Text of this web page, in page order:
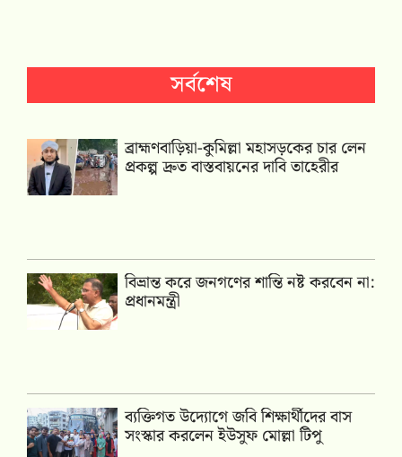
সর্বশেষ
ব্রাহ্মণবাড়িয়া-কুমিল্লা মহাসড়কের চার লেন
প্রকল্প দ্রুত বাস্তবায়নের দাবি তাহেরীর
বিভ্রান্ত করে জনগণের শান্তি নষ্ট করবেন না:
প্রধানমন্ত্রী
ব্যক্তিগত উদ্যোগে জবি শিক্ষার্থীদের বাস
সংস্কার করলেন ইউসুফ মোল্লা টিপু